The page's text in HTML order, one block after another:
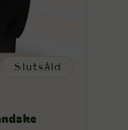
Slutsåld